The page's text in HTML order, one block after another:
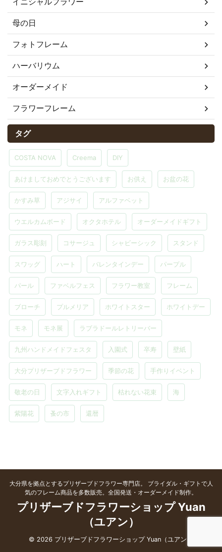
母の日
フォトフレーム
ハーバリウム
オーダーメイド
フラワーフレーム
タグ
COSTA NOVA Creema DIY
あけましておめでとうございます お供え お盆の花
かすみ草 アジサイ アルファベット
ウエルカムボード オクタホテル オーダーメイドギフト
ガラス彫刻 コサージュ シャビーシック スタンド
スワッグ ハート バレンタインデー パープル
パール ファベルフェス フラワー教室 フレーム
ブローチ プルメリア ホワイトスター ホワイトデー
モネ モネ展 ラブラドールレトリーバー
九州ハンドメイドフェスタ 入園式 卒寿 壁紙
大分プリザーブドフラワー 季節の花 手作りイベント
敬老の日 文字入れギフト 枯れない花束 海
紫陽花 蚤の市 還暦
大分県を拠点とするプリザーブドフラワー専門店。 ブライダル・ギフトで人
気のフレーム商品を多数販売。全国発送・オーダーメイド制作。
プリザーブドフラワーショップ Yuan
（ユアン）
© 2026 プリザーブドフラワーショップ Yuan（ユアン）